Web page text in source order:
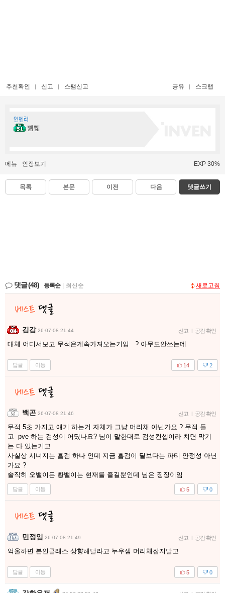
추천확인 신고 스팸신고 공유 스크랩
인벤러
쀏쀏
메뉴 인장보기 EXP 30%
목록 본문 이전 다음 댓글쓰기
댓글(48) 등록순 최신순 새로고침
김감 26-07-08 21:44 신고 | 공감 확인
대체 어디서보고 무적은계속가져오는거임...? 아무도안쓰는데
답글 이동 2
14
백곤 26-07-08 21:46 신고 | 공감 확인
무적 5초 가지고 얘기 하는거 자체가 그냥 머리채 아닌가요 ? 무적 들
고 pve 하는 검성이 어딨나요? 님이 말한대로 검성컨셉이라 치면 막기
는 다 있는거고
사실상 시너지는 흡검 하나 인데 지금 흡검이 딜보다는 파티 안정성 아닌
가요 ?
솔직히 오밸이든 황밸이는 현재를 즐길뿐인데 님은 징징이임
답글 이동 0
5
민정임 26-07-08 21:49 신고 | 공감 확인
억울하면 본인클래스 상향해달라고 누우셈 머리채잡지말고
답글 이동 0
5